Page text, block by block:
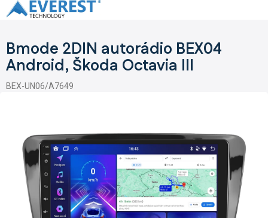
Přejít
na
Bmode 2DIN autorádio BEX04
Android, Škoda Octavia III
BEX-UN06/A7649